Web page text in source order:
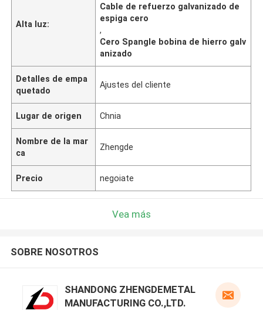
Alta luz:
Cable de refuerzo galvanizado de
espiga cero
,
Cero Spangle bobina de hierro galv
anizado
Detalles de empa
quetado
Ajustes del cliente
Lugar de origen Chnia
Nombre de la mar
ca
Zhengde
Precio negoiate
Vea más
SOBRE NOSOTROS
SHANDONG ZHENGDEMETAL
MANUFACTURING CO.,LTD.